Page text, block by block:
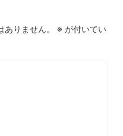
りません。 ※ が付いてい